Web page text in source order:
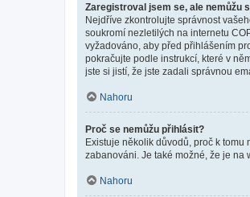
Zaregistroval jsem se, ale nemůžu
Nejdříve zkontrolujte správnost
soukromí nezletilých na internetu
vyžadováno, aby před přihlášením
pokračujte podle instrukcí, které v
jste si jistí, že jste zadali správnou
Nahoru
Proč se nemůžu přihlásit?
Existuje několik důvodů, proč k tomu
zabanováni. Je také možné, že je na
Nahoru